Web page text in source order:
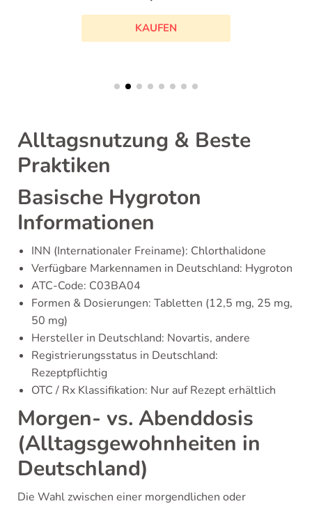
KAUFEN
Alltagsnutzung & Beste
Praktiken
Basische Hygroton
Informationen
INN (Internationaler Freiname): Chlorthalidone
Verfügbare Markennamen in Deutschland: Hygroton
ATC-Code: C03BA04
Formen & Dosierungen: Tabletten (12,5 mg, 25 mg,
50 mg)
Hersteller in Deutschland: Novartis, andere
Registrierungsstatus in Deutschland:
Rezeptpflichtig
OTC / Rx Klassifikation: Nur auf Rezept erhältlich
Morgen- vs. Abenddosis
(Alltagsgewohnheiten in
Deutschland)
Die Wahl zwischen einer morgendlichen oder